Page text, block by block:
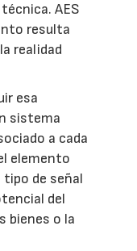
AES
resulta
realidad
esa
sistema
a cada
elemento
de señal
del
bienes o la